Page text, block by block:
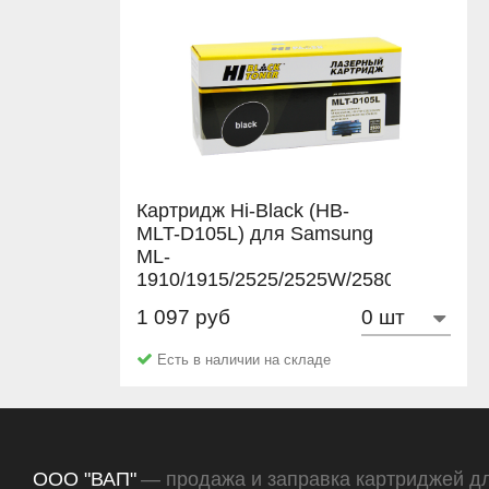
Картридж Hi-Black (HB-
MLT-D105L) для Samsung
ML-
1910/1915/2525/2525W/2580N/
1 097 руб
Есть в наличии на складе
ООО "ВАП" — продажа и заправка картриджей